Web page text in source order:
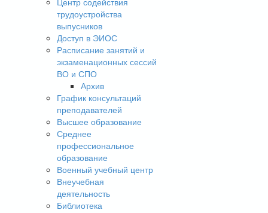
трудоустройства
выпусников
Доступ в ЭИОС
Расписание занятий и
экзаменационных сессий
ВО и СПО
Архив
График консультаций
преподавателей
Высшее образование
Среднее
профессиональное
образование
Военный учебный центр
Внеучебная
деятельность
Библиотека